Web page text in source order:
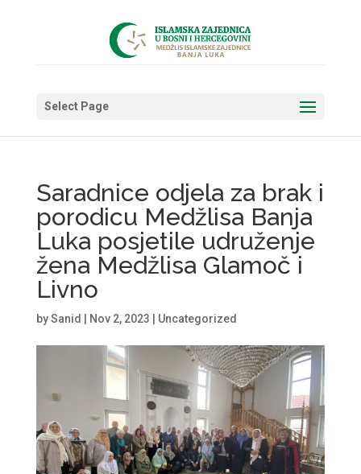
Select Page
Saradnice odjela za brak i
porodicu Medžlisa Banja
Luka posjetile udruženje
žena Medžlisa Glamoč i
Livno
bySanid Nov 2, 2023 Uncategorized